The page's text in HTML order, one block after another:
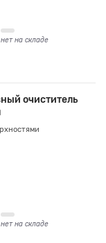
нет на складе
очиститель
нет на складе